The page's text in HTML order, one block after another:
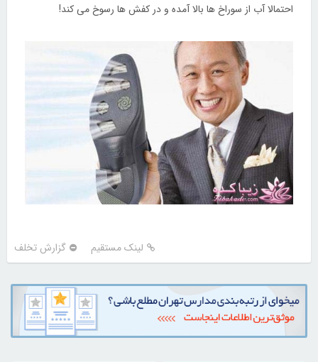
احتمالا آب از سوراخ ­ها بالا آمده و در کفش­ ها رسوخ می­ کند!
لینک مستقیم گزارش تخلف